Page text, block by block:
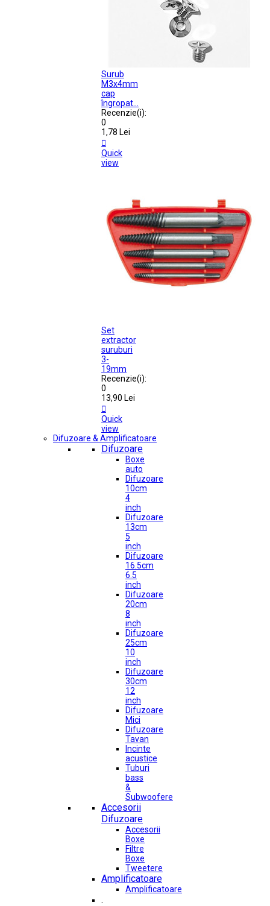
Surub
M3x4mm
cap
îngropat...
Recenzie(i):
0
1,78 Lei

Quick
view
Set
extractor
suruburi
3-
19mm
Recenzie(i):
0
13,90 Lei

Quick
view
Difuzoare & Amplificatoare
Difuzoare
Boxe
auto
Difuzoare
10cm
4
inch
Difuzoare
13cm
5
inch
Difuzoare
16.5cm
6.5
inch
Difuzoare
20cm
8
inch
Difuzoare
25cm
10
inch
Difuzoare
30cm
12
inch
Difuzoare
Mici
Difuzoare
Tavan
Incinte
acustice
Tuburi
bass
&
Subwoofere
Accesorii
Difuzoare
Accesorii
Boxe
Filtre
Boxe
Tweetere
Amplificatoare
Amplificatoare
.